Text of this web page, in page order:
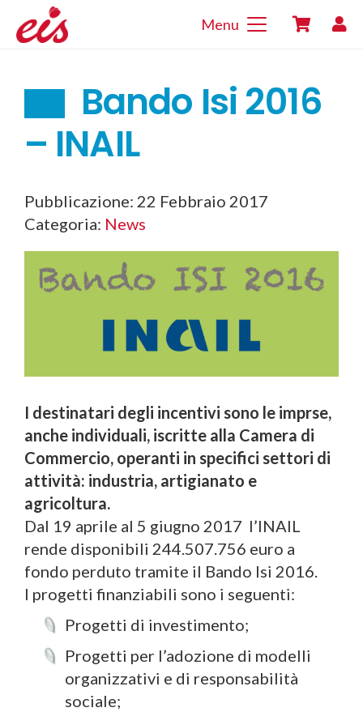
Menu
Bando Isi 2016
– INAIL
Pubblicazione: 22 Febbraio 2017
Categoria: News
I destinatari degli incentivi sono le imprse,
anche individuali, iscritte alla Camera di
Commercio, operanti in specifici settori di
attività: industria, artigianato e
agricoltura.
Dal 19 aprile al 5 giugno 2017 l’INAIL
rende disponibili 244.507.756 euro a
fondo perduto tramite il Bando Isi 2016.
I progetti finanziabili sono i seguenti:
Progetti di investimento;
Progetti per l’adozione di modelli
organizzativi e di responsabilità
sociale;